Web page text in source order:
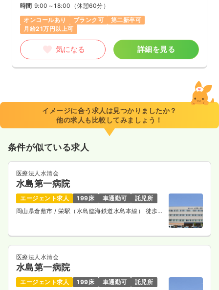
時間 9:00～18:00 （休憩60分）
オンコールあり
ブランク可
第二新卒可
月給21万円以上可
気になる 詳細を見る
イメージに合う求人は見つかりましたか？
他の求人も比較してみましょう！
条件が似ている求人
医療法人水清会
水島第一病院
エージェント求人 199床 車通勤可
託児所
岡山県倉敷市 / 栄駅（水島臨海鉄道水島本線） 徒歩
医療法人水清会
水島第一病院
エージェント求人 199床 車通勤可
託児所